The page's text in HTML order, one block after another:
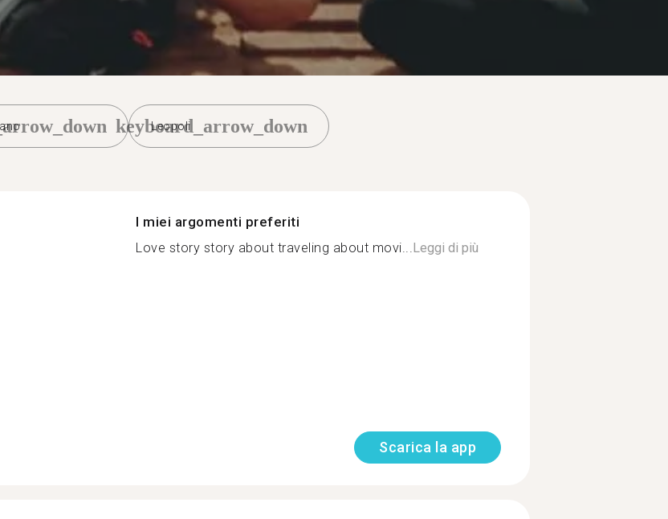
Leopoli
keyboard_arrow_down
I miei argomenti preferiti
Love story story about traveling about movi...Leggi di più
Scarica la app